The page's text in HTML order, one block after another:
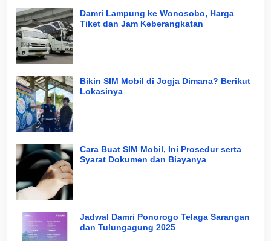
Damri Lampung ke Wonosobo, Harga
Tiket dan Jam Keberangkatan
Bikin SIM Mobil di Jogja Dimana? Berikut
Lokasinya
Cara Buat SIM Mobil, Ini Prosedur serta
Syarat Dokumen dan Biayanya
Jadwal Damri Ponorogo Telaga Sarangan
dan Tulungagung 2025